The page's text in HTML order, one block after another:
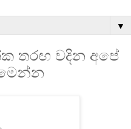
▼
තරඟ වදින අපේ